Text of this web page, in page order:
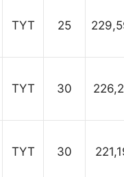
TYT 25
TYT 30
TYT 30